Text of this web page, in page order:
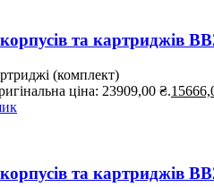
та картриджів
(комплект)
ціна: 23909,00 ₴.
та картриджів